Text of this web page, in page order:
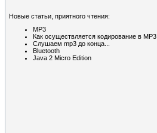
Новые статьи, приятного чтения:
MP3
Как осуществляется кодирование в MP3
Слушаем mp3 до конца...
Bluetooth
Java 2 Micro Edition